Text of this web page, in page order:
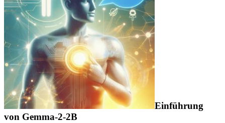
Einführung
von Gemma-2-2B